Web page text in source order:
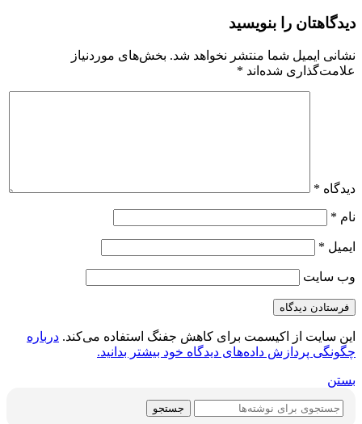
دیدگاهتان را بنویسید
نشانی ایمیل شما منتشر نخواهد شد. بخش‌های موردنیاز
علامت‌گذاری شده‌اند *
دیدگاه *
نام *
ایمیل *
وب‌ سایت
این سایت از اکیسمت برای کاهش جفنگ استفاده می‌کند. درباره
چگونگی پردازش داده‌های دیدگاه خود بیشتر بدانید.
بستن
جستجو